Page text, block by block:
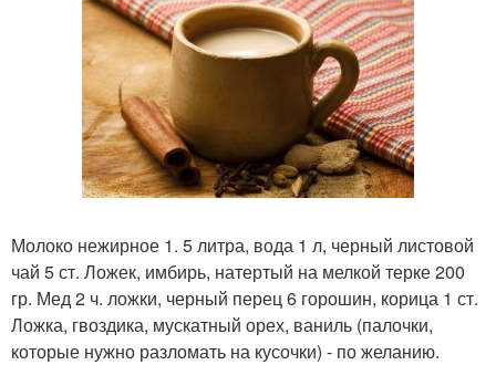
Молоко нежирное 1. 5 литра, вода 1 л, черный листовой
чай 5 ст. Ложек, имбирь, натертый на мелкой терке 200
гр. Мед 2 ч. ложки, черный перец 6 горошин, корица 1 ст.
Ложка, гвоздика, мускатный орех, ваниль (палочки,
которые нужно разломать на кусочки) - по желанию.